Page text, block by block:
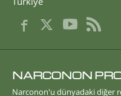
NARCONON
Narconon'u dünyadaki diğer